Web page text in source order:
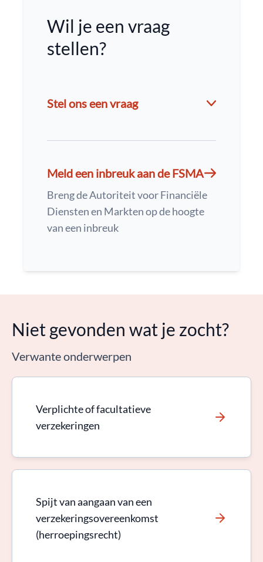
Wil je een vraag
stellen?
Stel ons een vraag
Meld een inbreuk aan de FSMA
Breng de Autoriteit voor Financiële
Diensten en Markten op de hoogte
van een inbreuk
Niet gevonden wat je zocht?
Verwante onderwerpen
Verplichte of facultatieve
verzekeringen
Spijt van aangaan van een
verzekeringsovereenkomst
(herroepingsrecht)